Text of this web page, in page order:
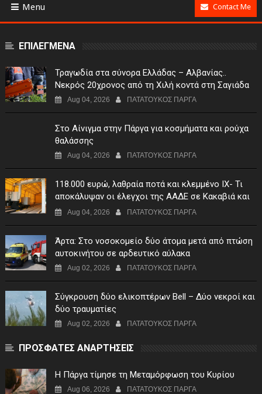
Menu Contact Me
ΕΠΙΛΕΓΜΕΝΑ
Τραγωδία στα σύνορα Ελλάδας – Αλβανίας..
Νεκρός 20χρονος από τη Χιλή κοντά στη Σαγιάδα
Aug 04, 2026 ΠΑΤΑΤΟΥΚΟΣ ΠΑΡΓΑ
Στο Αίνιγμα στην Πάργα για κοσμήματα και ρούχα
θαλάσσης
Aug 04, 2026 ΠΑΤΑΤΟΥΚΟΣ ΠΑΡΓΑ
118.000 ευρώ, λαθραία ποτά και κλεμμένο ΙΧ- Τι
αποκάλυψαν οι έλεγχοι της ΑΑΔΕ σε Κακαβιά και
Μαυρομάτι
Aug 04, 2026 ΠΑΤΑΤΟΥΚΟΣ ΠΑΡΓΑ
Άρτα: Στο νοσοκομείο δύο άτομα μετά από πτώση
αυτοκινήτου σε αρδευτικό αύλακα
Aug 02, 2026 ΠΑΤΑΤΟΥΚΟΣ ΠΑΡΓΑ
Σύγκρουση δύο ελικοπτέρων Bell – Δύο νεκροί και
δύο τραυματίες
Aug 02, 2026 ΠΑΤΑΤΟΥΚΟΣ ΠΑΡΓΑ
ΠΡΟΣΦΑΤΕΣ ΑΝΑΡΤΗΣΕΙΣ
Η Πάργα τίμησε τη Μεταμόρφωση του Κυρίου
Aug 06, 2026 ΠΑΤΑΤΟΥΚΟΣ ΠΑΡΓΑ